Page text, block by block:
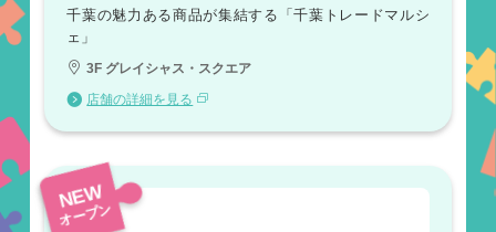
千葉の魅力ある商品が集結する「千葉トレードマルシ
ェ」
3F グレイシャス・スクエア
店舗の詳細を見る
NEW
オープン